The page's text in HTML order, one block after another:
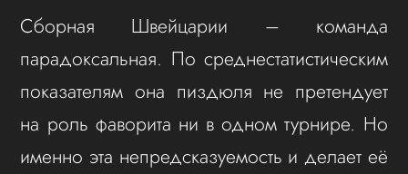
Сборная Швейцарии – команда
парадоксальная. По среднестатистическим
показателям она пиздюля не претендует
на роль фаворита ни в одном турнире. Но
именно эта непредсказуемость и делает её